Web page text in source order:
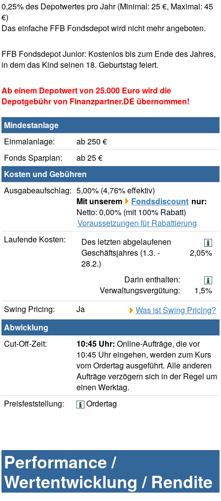
0,25% des Depotwertes pro Jahr (Minimal: 25 €, Maximal: 45
€)
Das einfache FFB Fondsdepot wird nicht mehr angeboten.
FFB Fondsdepot Junior: Kostenlos bis zum Ende des Jahres,
in dem das Kind seinen 18. Geburtstag feiert.
Ab einem Depotwert von 25.000 Euro wird die
Depotgebühr von Finanzpartner.DE übernommen!
Mindestanlage
Einmalanlage:
ab 250 €
Fonds Sparplan:
ab 25 €
Kosten und Gebühren
Ausgabeaufschlag: 5,00% (4,76% effektiv)
Mit unserem
Fondsdiscount nur:
Netto: 0,00% (mit 100% Rabatt)
Voraussetzungen für Rabattierung
Laufende Kosten:
Des letzten abgelaufenen
Geschäftsjahres (1.3. -
28.2.)
2,05%
Darin enthalten:
Verwaltungsvergütung:
1,5%
Swing Pricing:
Ja
Was ist Swing Pricing?
Abwicklung
Cut-Off-Zeit:
10:45 Uhr: Online-Aufträge, die vor
10:45 Uhr eingehen, werden zum Kurs
vom Ordertag ausgeführt. Alle anderen
Aufträge verzögern sich in der Regel um
einen Werktag.
Preisfeststellung:
Ordertag
Performance /
Wertentwicklung / Rendite